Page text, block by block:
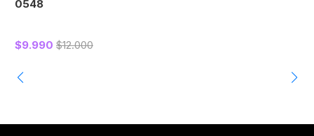
0548
$9.990 $12.000